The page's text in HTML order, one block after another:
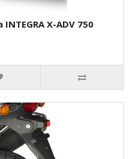
X-ADV 750